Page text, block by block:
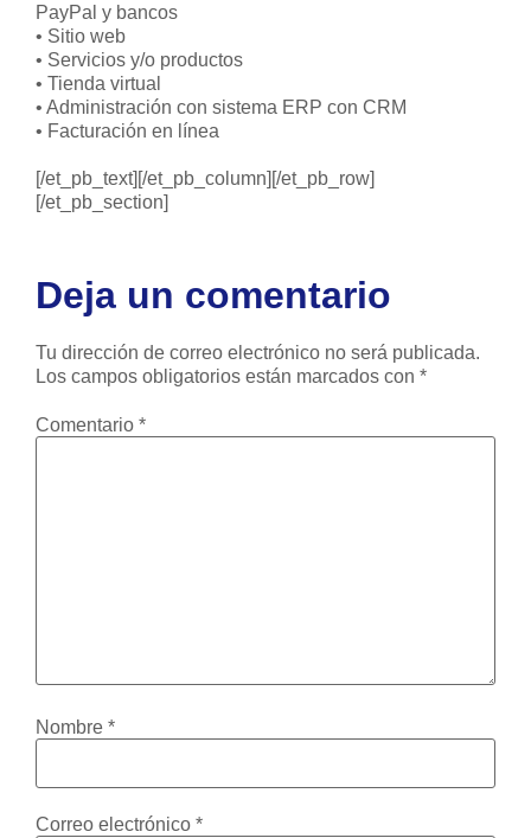
PayPal y bancos
• Sitio web
• Servicios y/o productos
• Tienda virtual
• Administración con sistema ERP con CRM
• Facturación en línea
[/et_pb_text][/et_pb_column][/et_pb_row]
[/et_pb_section]
Deja un comentario
Tu dirección de correo electrónico no será publicada.
Los campos obligatorios están marcados con *
Comentario *
Nombre *
Correo electrónico *